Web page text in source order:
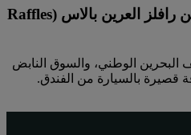
ما مناطق الجذب القريبة من رافلز العرين بالاس (Raffles
الوطني، والسوق النابض
قصيرة بالسيارة من الفندق.